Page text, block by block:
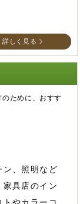
詳しく見る
ために、おすす
ン、照明など
具店のイン